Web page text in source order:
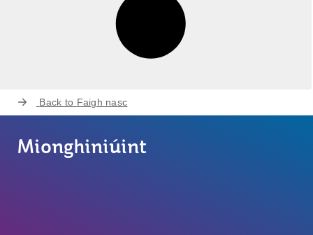
Back to Faigh nasc
Mionghiniúint